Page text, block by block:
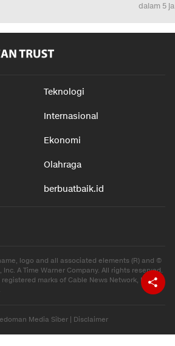
dalam 5
Teknologi
Internasional
Ekonomi
Olahraga
berbuatbaik.id
logo and all associated elements (R) and ©
A Time Warner Company. All rights reserved.
marks of Cable News Network, Inc.,
Media Siber Disclaimer